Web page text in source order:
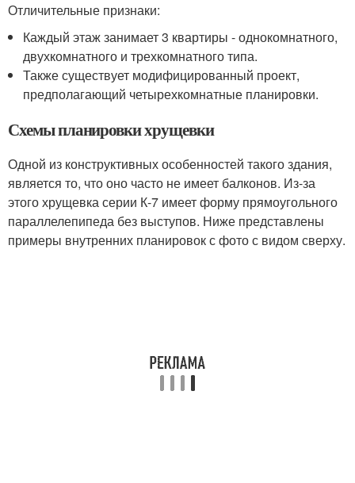
Отличительные признаки:
Каждый этаж занимает 3 квартиры - однокомнатного,
двухкомнатного и трехкомнатного типа.
Также существует модифицированный проект,
предполагающий четырехкомнатные планировки.
Схемы планировки хрущевки
Одной из конструктивных особенностей такого здания,
является то, что оно часто не имеет балконов. Из-за
этого хрущевка серии К-7 имеет форму прямоугольного
параллелепипеда без выступов. Ниже представлены
примеры внутренних планировок с фото с видом сверху.